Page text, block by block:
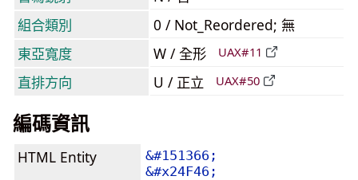
組合類別
0 / Not_Reordered; 無
東亞寬度
W / 全形 UAX#11
直排方向 U / 正立 UAX#50
編碼資訊
HTML Entity
&#151366;
&#x24F46;